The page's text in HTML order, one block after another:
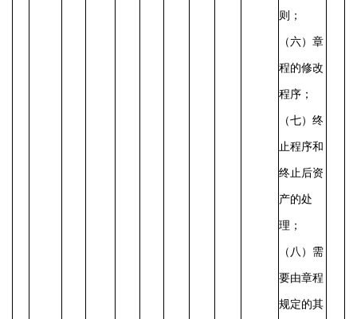
则；
（六）章
程的修改
程序；
（七）终
止程序和
终止后资
产的处
理；
（八）需
要由章程
规定的其